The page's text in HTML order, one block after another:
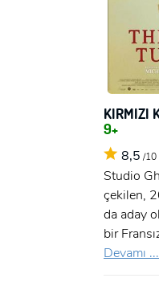
E-Posta:
Beni Hatırla
KIRMIZI
9+
8,5 /10
Studio
çekilen,
da aday
bir
Devamı ...